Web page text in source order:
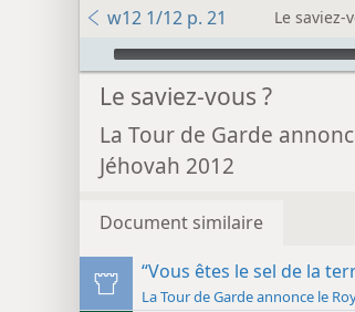
w12 1/12 p. 21 Le saviez-
Audio Player
Le saviez-vous ?
La Tour de Garde
Jéhovah 2012
Document similaire
“Vous êtes le sel de la